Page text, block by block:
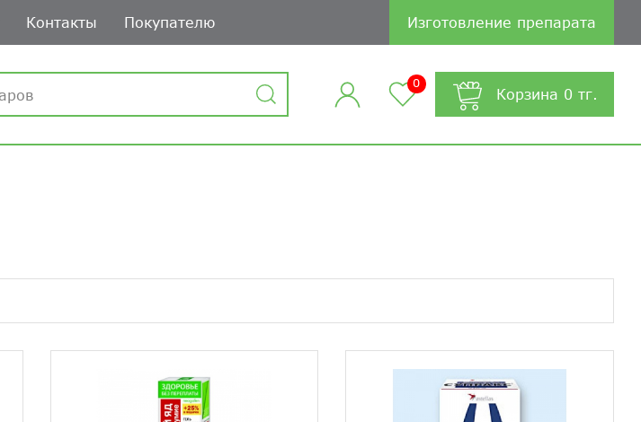
Контакты Покупателю Изготовление препарата
0
Корзина 0 тг.